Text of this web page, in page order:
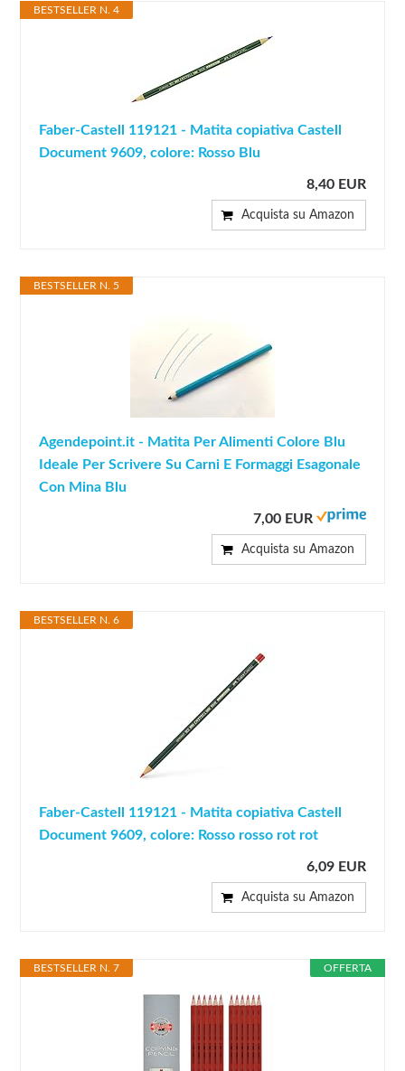
BESTSELLER N. 4
Faber-Castell 119121 - Matita copiativa Castell
Document 9609, colore: Rosso Blu
8,40 EUR
Acquista su Amazon
BESTSELLER N. 5
Agendepoint.it - Matita Per Alimenti Colore Blu
Ideale Per Scrivere Su Carni E Formaggi Esagonale
Con Mina Blu
7,00 EUR
Acquista su Amazon
BESTSELLER N. 6
Faber-Castell 119121 - Matita copiativa Castell
Document 9609, colore: Rosso rosso rot rot
6,09 EUR
Acquista su Amazon
OFFERTA
BESTSELLER N. 7